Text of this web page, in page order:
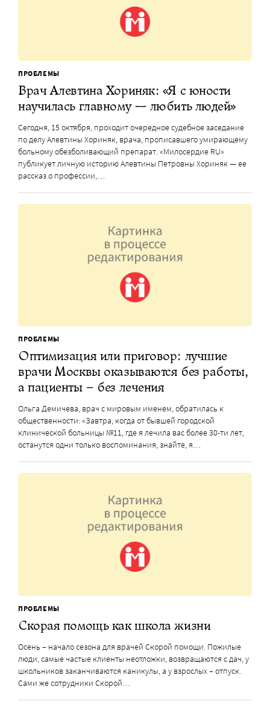
ПРОБЛЕМЫ
Врач Алевтина Хориняк: «Я с юности
научилась главному — любить людей»
Сегодня, 15 октября, проходит очередное судебное заседание
по делу Алевтины Хориняк, врача, прописавшего умирающему
больному обезболивающий препарат. «Милосердие RU»
публикует личную историю Алевтины Петровны Хориняк — ее
рассказ о профессии,…
ПРОБЛЕМЫ
Оптимизация или приговор: лучшие
врачи Москвы оказываются без работы,
а пациенты – без лечения
Ольга Демичева, врач с мировым именем, обратилась к
общественности: «Завтра, когда от бывшей городской
клинической больницы №11, где я лечила вас более 30-ти лет,
останутся одни только воспоминания, знайте, я…
ПРОБЛЕМЫ
Скорая помощь как школа жизни
Осень – начало сезона для врачей Скорой помощи. Пожилые
люди, самые частые клиенты неотложки, возвращаются с дач, у
школьников заканчиваются каникулы, а у взрослых – отпуск.
Сами же сотрудники Скорой…